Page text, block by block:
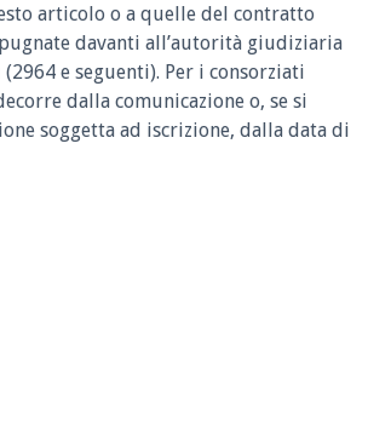
articolo o a quelle del contratto
davanti all’autorità giudiziaria
e seguenti). Per i consorziati
dalla comunicazione o, se si
soggetta ad iscrizione, dalla data di